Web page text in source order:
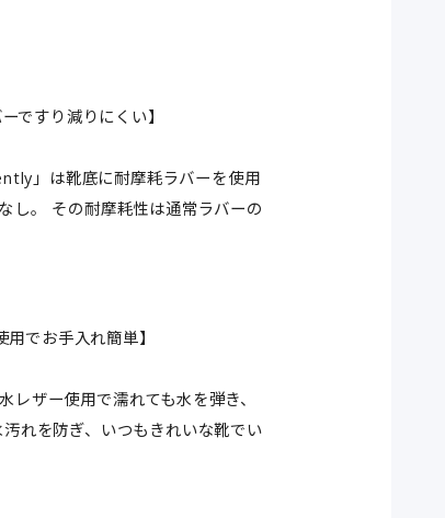
ですり減りにくい】
」は靴底に耐摩耗ラバーを使用
し。 その耐摩耗性は通常ラバーの
でお手入れ簡単】
ザー使用で濡れても水を弾き、
れを防ぎ、いつもきれいな靴でい